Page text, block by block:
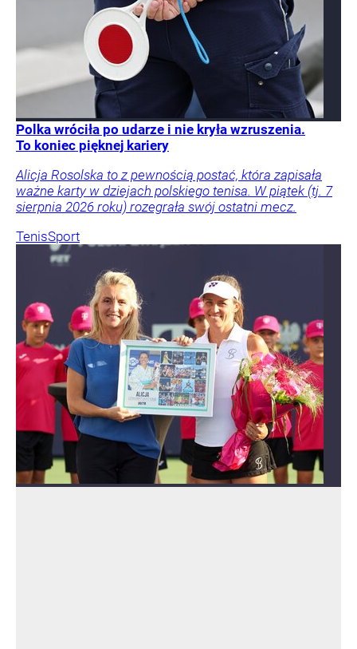
Polka wróciła po udarze i nie kryła wzruszenia.
To koniec pięknej kariery
Alicja Rosolska to z pewnością postać, która zapisała
ważne karty w dziejach polskiego tenisa. W piątek (tj. 7
sierpnia 2026 roku) rozegrała swój ostatni mecz.
TenisSport